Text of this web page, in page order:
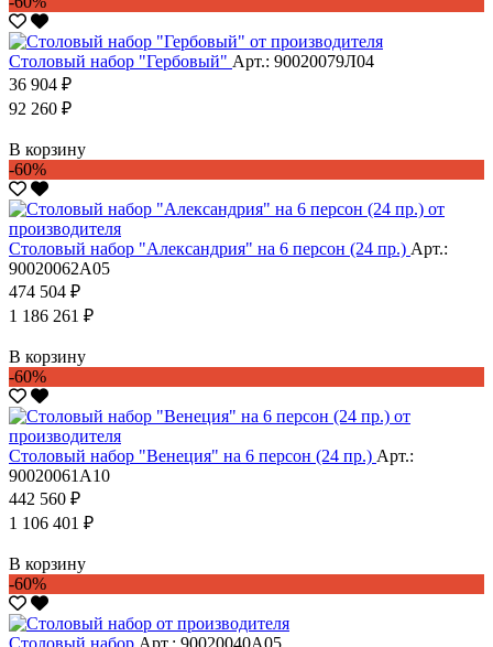
Столовый набор "Гербовый" Арт.: 90020079Л04
36 904 ₽
92 260 ₽
В корзину
-60%
Столовый набор "Александрия" на 6 персон (24 пр.) Арт.:
90020062А05
474 504 ₽
1 186 261 ₽
В корзину
-60%
Столовый набор "Венеция" на 6 персон (24 пр.) Арт.:
90020061А10
442 560 ₽
1 106 401 ₽
В корзину
-60%
Столовый набор Арт.: 90020040А05